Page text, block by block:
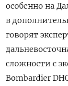
особенно на
в
говорят
сложности с
Bombardier